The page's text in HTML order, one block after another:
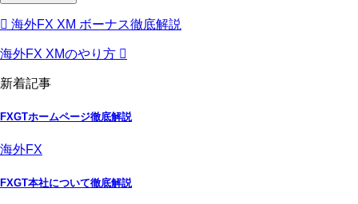
海外FX XM ボーナス徹底解説
海外FX XMのやり方
新着記事
FXGTホームページ徹底解説
海外FX
FXGT本社について徹底解説